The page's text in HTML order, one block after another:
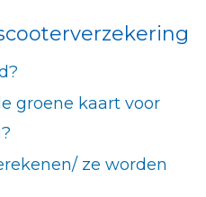
groene kaart voor
ze worden